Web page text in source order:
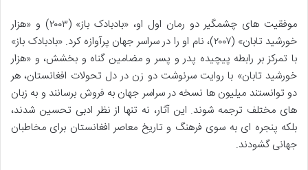
موفقیت های چشمگیر دو رمان اول او، «بادبادک باز» (۲۰۰۳) و «هزار
خورشید تابان» (۲۰۰۷)، نام او را در سراسر جهان پرآوازه کرد. «بادبادک باز»
با تمرکز بر رابطه پیچیده پدر و پسر و مضامین گناه و بخشش، و «هزار
خورشید تابان» با روایت سرنوشت دو زن در دل تحولات افغانستان، هر
دو توانستند میلیون ها نسخه در سراسر جهان به فروش برسانند و به زبان
های مختلف ترجمه شوند. این آثار، نه تنها از نظر ادبی تحسین شدند،
بلکه پنجره ای به سوی فرهنگ و تاریخ معاصر افغانستان برای مخاطبان
جهانی گشودند.